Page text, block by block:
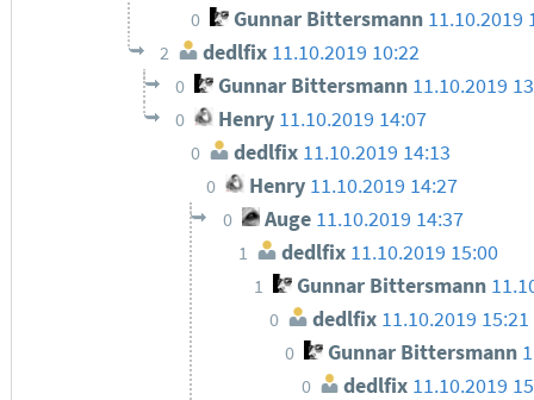
0 Gunnar Bittersmann 11.10.2019
2 dedlfix 11.10.2019 10:22
0 Gunnar Bittersmann 11.10.2019
0 Henry 11.10.2019 14:07
0 dedlfix 11.10.2019 14:13
0 Henry 11.10.2019 14:27
0 Auge 11.10.2019 14:37
1 dedlfix 11.10.2019 15:00
1 Gunnar Bittersmann
0 dedlfix 11.10.2019 15:21
0 Gunnar Bittersmann
0 dedlfix 11.10.2019